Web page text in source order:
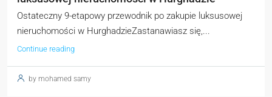
Ostateczny 9-etapowy przewodnik po zakupie luksusowej
nieruchomości w HurghadzieZastanawiasz się,...
Continue reading
by mohamed samy